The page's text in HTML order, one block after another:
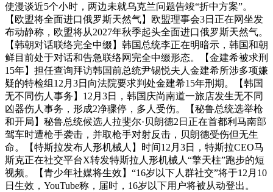
使漫谈近5个小时，两边未就乌克兰问题告竣“折中方案”。
【欧盟将全面进口俄罗斯天然气】欧盟理事会3日正在网坐发
布动静称，欧盟将从2027年秋季起头全面进口俄罗斯天然气。
【韩朝对话联络完全中缀】韩国总统李正在明暗示，韩国和朝
鲜目前处于对话和告急联络网完全中缀形态。【金建希被求刑
15年】担任查询拜访韩国前总统尹锡悦夫人金建希所涉多项嫌
疑的特检组12月3日向法院要求判处金建希15年刑期。【韩国
无不同伤人事务】12月3日，韩国庆尚南道一旅店发生无不同
凶器伤人事务，形成2净骤停，多人受伤。【秘鲁总统选举枪
和开局】秘鲁总统候选人拉斐尔·贝朗德2日正在首都利马南部
驾车时遭枪手袭击，并取枪手对射反击，贝朗德受伤但无生
命。【特斯拉发布人形机械人】时间12月3日，特斯拉CEO马
斯克正在社交平台X转发特斯拉人形机械人“擎天柱”跑步的短
视频。【青少年社媒将生效】“16岁以下人群社交”将于12月10
日生效，YouTube称，届时，16岁以下用户将被从动登出。